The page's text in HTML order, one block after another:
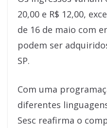
20,00 e R$ 12,00,
de 16 de maio com
podem ser
SP.
Com uma
diferentes
Sesc reafirma o